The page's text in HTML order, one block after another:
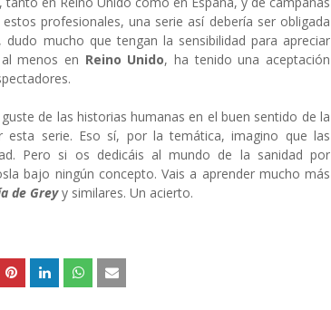
profesionales, una serie así debería ser obligada
mucho que tengan la sensibilidad para apreciar
menos en Reino Unido, ha tenido una aceptación
de las historias humanas en el buen sentido de la
esta serie. Eso sí, por la temática, imagino que las
Pero si os dedicáis al mundo de la sanidad por
bajo ningún concepto. Vais a aprender mucho más
de Greyy similares. Un acierto.